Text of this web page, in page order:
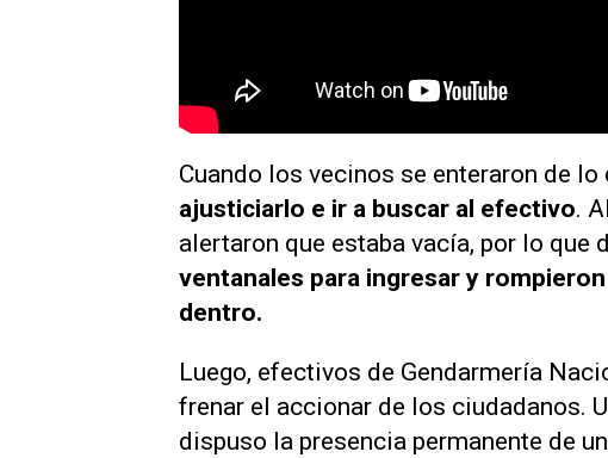
Cuando los vecinos se enteraron de lo
ajusticiarlo e ir a buscar al efectivo.
alertaron que estaba vacía, por lo que d
ventanales para ingresar y
dentro.
Luego, efectivos de Gendarmería
frenar el accionar de los ciudadanos.
dispuso la presencia permanente de